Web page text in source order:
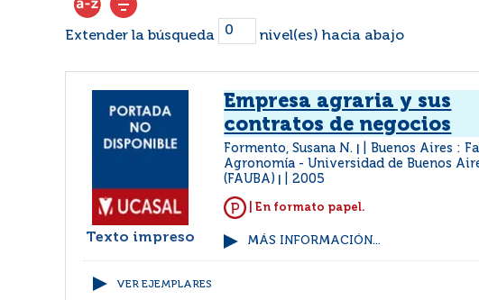
Extender la búsqueda nivel(es) hacia abajo
Texto impreso
Empresa agraria y sus
contratos de negocios
Formento, Susana N.
Buenos Aires :
Agronomía - Universidad de Buenos
(FAUBA)
2005
| En formato papel.
MÁS INFORMACIÓN...
VER EJEMPLARES